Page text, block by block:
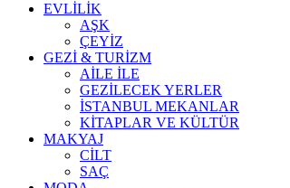
EVLİLİK
AŞK
ÇEYİZ
GEZİ & TURİZM
AİLE İLE
GEZİLECEK YERLER
İSTANBUL MEKANLAR
KİTAPLAR VE KÜLTÜR
MAKYAJ
CİLT
SAÇ